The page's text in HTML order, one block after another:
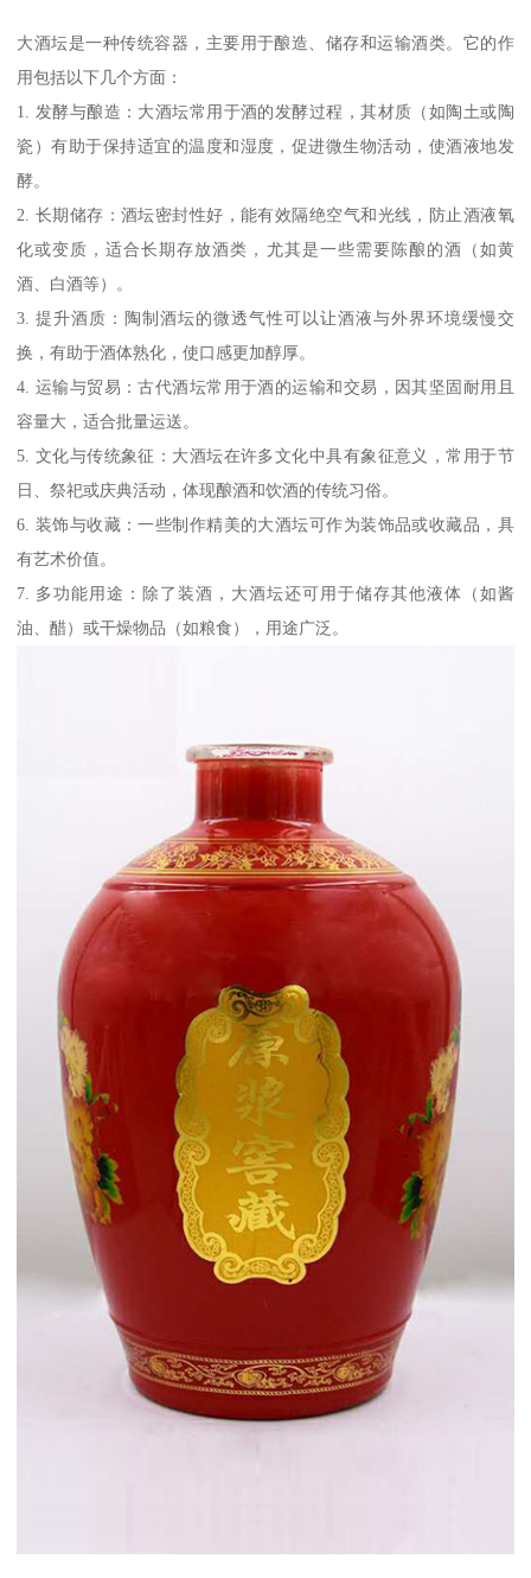
大酒坛是一种传统容器，主要用于酿造、储存和运输酒类。它的作
用包括以下几个方面：
1. 发酵与酿造：大酒坛常用于酒的发酵过程，其材质（如陶土或陶
瓷）有助于保持适宜的温度和湿度，促进微生物活动，使酒液地发
酵。
2. 长期储存：酒坛密封性好，能有效隔绝空气和光线，防止酒液氧
化或变质，适合长期存放酒类，尤其是一些需要陈酿的酒（如黄
酒、白酒等）。
3. 提升酒质：陶制酒坛的微透气性可以让酒液与外界环境缓慢交
换，有助于酒体熟化，使口感更加醇厚。
4. 运输与贸易：古代酒坛常用于酒的运输和交易，因其坚固耐用且
容量大，适合批量运送。
5. 文化与传统象征：大酒坛在许多文化中具有象征意义，常用于节
日、祭祀或庆典活动，体现酿酒和饮酒的传统习俗。
6. 装饰与收藏：一些制作精美的大酒坛可作为装饰品或收藏品，具
有艺术价值。
7. 多功能用途：除了装酒，大酒坛还可用于储存其他液体（如酱
油、醋）或干燥物品（如粮食），用途广泛。